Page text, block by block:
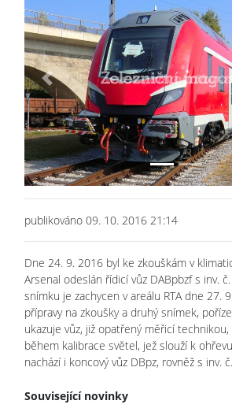
Previous
publikováno 09. 10. 2016 21:14
Dne 24. 9. 2016 byl ke zkouškám v
Arsenal odeslán řídicí vůz DABpbzf s inv.
snímku je zachycen v areálu RTA dne 27.
přípravy na zkoušky a druhý snímek,
ukazuje vůz, již opatřený měřicí
během kalibrace světel, jež slouží k
nachází i koncový vůz DBpz, rovněž s inv.
Související novinky